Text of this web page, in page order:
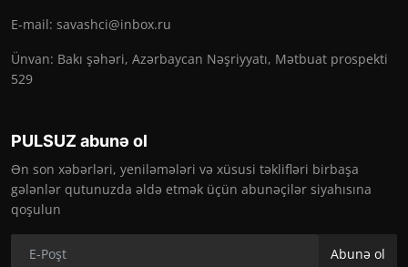
E-mail: savashci@inbox.ru
Ünvan: Bakı şəhəri, Azərbaycan Nəşriyyatı, Mətbuat prospekti
529
PULSUZ abunə ol
Ən son xəbərləri, yeniləmələri və xüsusi təklifləri birbaşa
gələnlər qutunuzda əldə etmək üçün abunəçilər siyahısına
qoşulun
Abunə ol